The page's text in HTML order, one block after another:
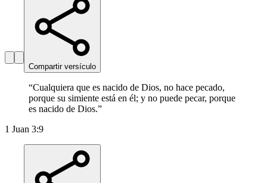
Compartir versículo
“Cualquiera que es nacido de Dios, no hace pecado,
porque su simiente está en él; y no puede pecar, porque
es nacido de Dios.”
1 Juan 3:9